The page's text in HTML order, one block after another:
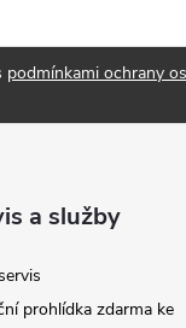
podmínkami ochrany
a služby
prohlídka zdarma ke